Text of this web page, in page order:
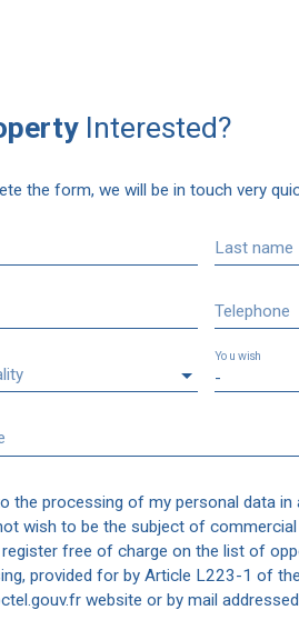
Interested?
the form, we will be in touch very
Last name
Telephone
-
You wish
the processing of my personal data
wish to be the subject of
free of charge on the list of
provided for by Article L223-1 of
website or by mail